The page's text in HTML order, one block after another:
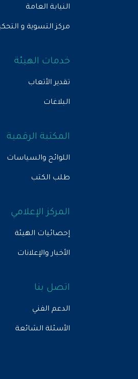
النيابة العامة
مركز التسوية و التحكيم
خدمات الهيئة
تقدير الأتعاب
البلاغات
المكتبة الرقمية
اللوائح والسياسات
طلب الكتب
المركز الإعلامي
إحصائيات الهيئة
الأخبار والإعلانات
اتصل بنا
الدعم الفني
الأسئلة الشائعة